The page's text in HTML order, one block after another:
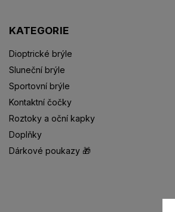
KATEGORIE
Dioptrické brýle
Sluneční brýle
Sportovní brýle
Kontaktní čočky
Roztoky a oční kapky
Doplňky
Dárkové poukazy 🎁